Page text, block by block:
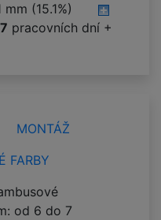
mm (15.1%)
7 pracovních dní +
MONTÁŽ
FARBY
od 6 do 7